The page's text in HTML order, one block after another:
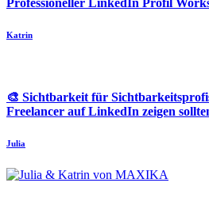
Professioneller LinkedIn Profil
Katrin
🎨 Sichtbarkeit für
Freelancer auf LinkedIn zeigen
Julia